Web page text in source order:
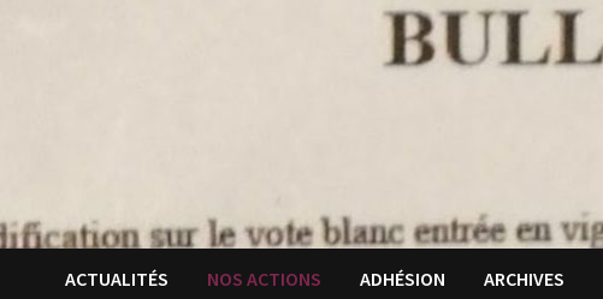
ACTUALITÉS NOS ACTIONS ADHÉSION ARCHIVES